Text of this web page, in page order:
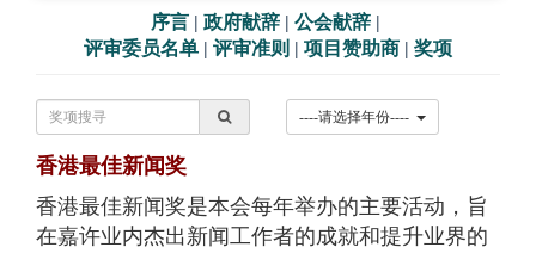
序言 | 政府献辞 | 公会献辞 |
评审委员名单 | 评审准则 | 项目赞助商 | 奖项
香港最佳新闻奖
香港最佳新闻奖是本会每年举办的主要活动，旨
在嘉许业内杰出新闻工作者的成就和提升业界的